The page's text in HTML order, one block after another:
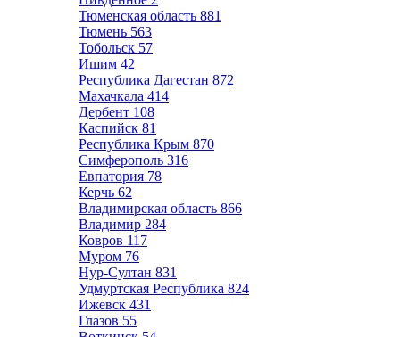
Тюменская область 881
Тюмень 563
Тобольск 57
Ишим 42
Республика Дагестан 872
Махачкала 414
Дербент 108
Каспийск 81
Республика Крым 870
Симферополь 316
Евпатория 78
Керчь 62
Владимирская область 866
Владимир 284
Ковров 117
Муром 76
Нур-Султан 831
Удмуртская Республика 824
Ижевск 431
Глазов 55